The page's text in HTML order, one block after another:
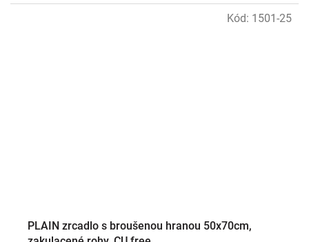
PLAIN zrcadlo s broušenou hranou 50x70cm,
Kód: 1501-25